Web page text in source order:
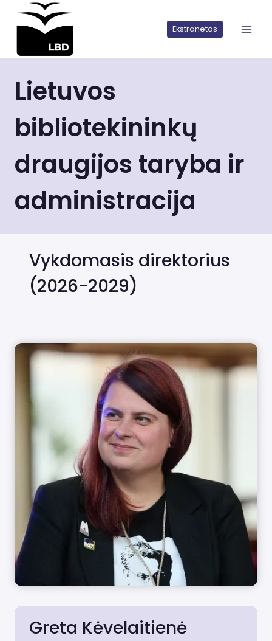
pereiti
turinio
Ekstranetas
Lietuvos
bibliotekininkų
draugijos taryba ir
administracija
Vykdomasis direktorius
(2026-2029)
Greta Kėvelaitienė